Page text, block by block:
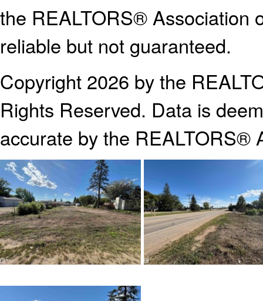
the REALTORS® Association
reliable but not guaranteed.
Copyright 2026 by the
Rights Reserved. Data is
accurate by the REALTORS®